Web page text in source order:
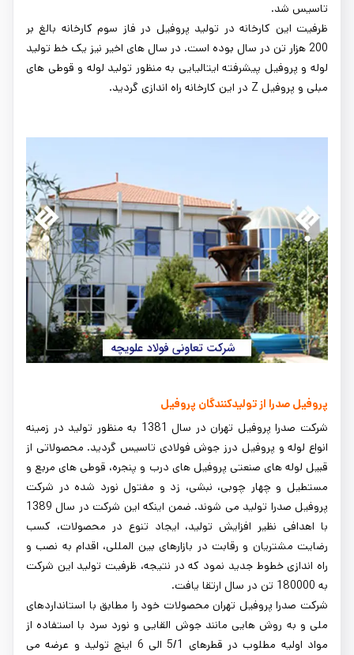
تاسیس شد.
ظرفیت این کارخانه در تولید پروفیل در فاز سوم کارخانه بالغ بر
200 هزار تن در سال بوده است. در سال های اخیر نیز یک خط تولید
لوله و پروفیل پیشرفته ایتالیایی به منظور تولید لوله و قوطی های
مبلی و پروفیل Z در این کارخانه راه اندازی گردید.
پروفیل صدرا از تولیدکنندگان پروفیل
شرکت صدرا پروفیل تهران در سال 1381 به منظور تولید در زمینه
انواع لوله و پروفیل درز جوش فولادی تاسیس گردید. محصولاتی از
قبیل لوله های صنعتی پروفیل های درب و پنجره، قوطی های مربع و
مستطیل و چهار چوبی، نبشی، زد و مفتول نورد شده در شرکت
پروفیل صدرا تولید می شوند. ضمن اینکه این شرکت در سال 1389
با اهدافی نظیر افزایش تولید، ایجاد تنوع در محصولات، کسب
رضایت مشتریان و رقابت در بازارهای بین المللی، اقدام به نصب و
راه اندازی خطوط جدید نمود که در نتیجه، ظرفیت تولید این شرکت
به 180000 تن در سال ارتقا یافت.
شرکت صدرا پروفیل تهران محصولات خود را مطابق با استانداردهای
ملی و به روش هایی مانند جوش القایی و نورد سرد با استفاده از
مواد اولیه مطلوب در قطرهای 5/1 الی 6 اینچ تولید و عرضه می